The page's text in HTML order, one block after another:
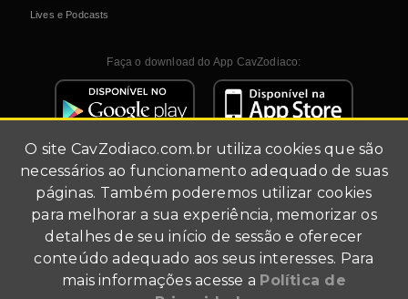
O site CavZodiaco.com.br utiliza cookies que são
necessários ao funcionamento adequado de suas
páginas. Também poderemos utilizar cookies
para melhorar a sua experiência, memorizar os
detalhes de seu início de sessão e oferecer
conteúdo adequado aos seus interesses. Para
mais informações acesse a Política de
Lives e Podcasts
Faça o download do App CavZodiaco:
Site de fãs (fã-clube).
Todo conteúdo multimídia foi utilizado para fins de
divulgação.